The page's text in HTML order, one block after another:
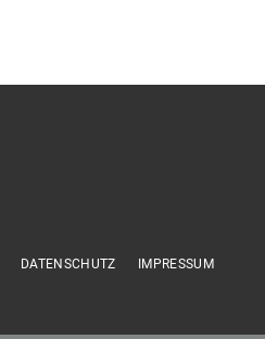
DATENSCHUTZ IMPRESSUM